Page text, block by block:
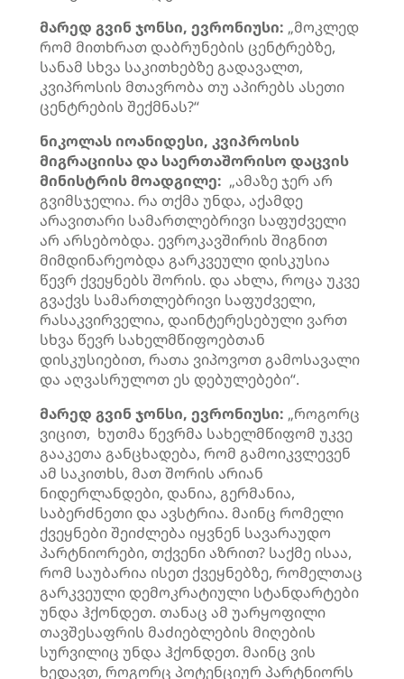
მარედ გვინ ჯონსი, ევრონიუსი: „მოკლედ
რომ მითხრათ დაბრუნების ცენტრებზე,
სანამ სხვა საკითხებზე გადავალთ,
კვიპროსის მთავრობა თუ აპირებს ასეთი
ცენტრების შექმნას?“
ნიკოლას იოანიდესი, კვიპროსის
მიგრაციისა და საერთაშორისო დაცვის
მინისტრის მოადგილე: „ამაზე ჯერ არ
გვიმსჯელია. რა თქმა უნდა, აქამდე
არავითარი სამართლებრივი საფუძველი
არ არსებობდა. ევროკავშირის შიგნით
მიმდინარეობდა გარკვეული დისკუსია
წევრ ქვეყნებს შორის. და ახლა, როცა უკვე
გვაქვს სამართლებრივი საფუძველი,
რასაკვირველია, დაინტერესებული ვართ
სხვა წევრ სახელმწიფოებთან
დისკუსიებით, რათა ვიპოვოთ გამოსავალი
და აღვასრულოთ ეს დებულებები“.
მარედ გვინ ჯონსი, ევრონიუსი: „როგორც
ვიცით, ხუთმა წევრმა სახელმწიფომ უკვე
გააკეთა განცხადება, რომ გამოიკვლევენ
ამ საკითხს, მათ შორის არიან
ნიდერლანდები, დანია, გერმანია,
საბერძნეთი და ავსტრია. მაინც რომელი
ქვეყნები შეიძლება იყვნენ სავარაუდო
პარტნიორები, თქვენი აზრით? საქმე ისაა,
რომ საუბარია ისეთ ქვეყნებზე, რომელთაც
გარკვეული დემოკრატიული სტანდარტები
უნდა ჰქონდეთ. თანაც ამ უარყოფილი
თავშესაფრის მაძიებლების მიღების
სურვილიც უნდა ჰქონდეთ. მაინც ვის
ხედავთ, როგორც პოტენციურ პარტნიორს